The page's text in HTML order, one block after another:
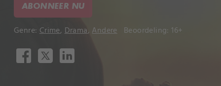
ABONNEER NU
Genre: Crime, Drama, Andere Beoordeling: 16+